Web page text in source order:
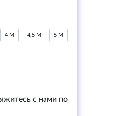
4 М 4,5 М 5 М
с нами по